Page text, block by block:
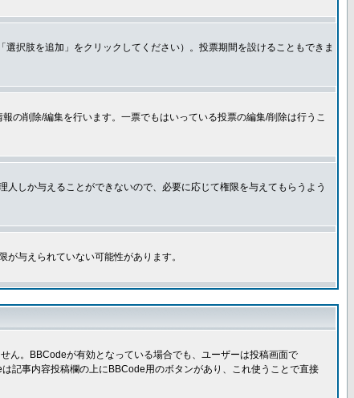
択肢を追加」をクリックしてください）。投票期間を設けることもできま
の削除/編集を行います。一票でもはいっている投票の編集/削除は行うこ
しか与えることができないので、必要に応じて権限を与えてもらうよう
与えられていない可能性があります。
ん。BBCodeが有効となっている場合でも、ユーザーは投稿画面で
記事内容投稿欄の上にBBCode用のボタンがあり、これ使うことで直接